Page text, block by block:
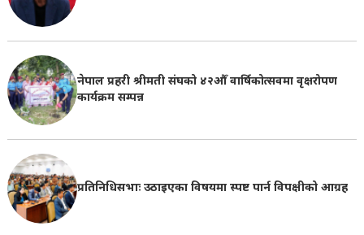
नेपाल प्रहरी श्रीमती संघको ४२औँ वार्षिकोत्सवमा वृक्षरोपण
कार्यक्रम सम्पन्न
प्रतिनिधिसभाः उठाइएका विषयमा स्पष्ट पार्न विपक्षीको आग्रह